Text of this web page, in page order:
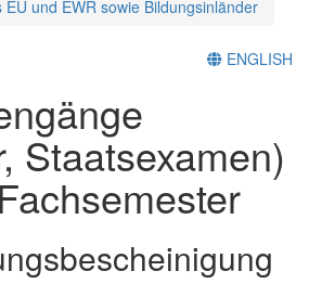
und EWR sowie Bildungsinländer
ENGLISH
Staatsexamen)